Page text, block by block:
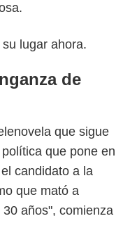
lugar ahora.
de
que sigue
que pone en
candidato a la
que mató a
años", comienza